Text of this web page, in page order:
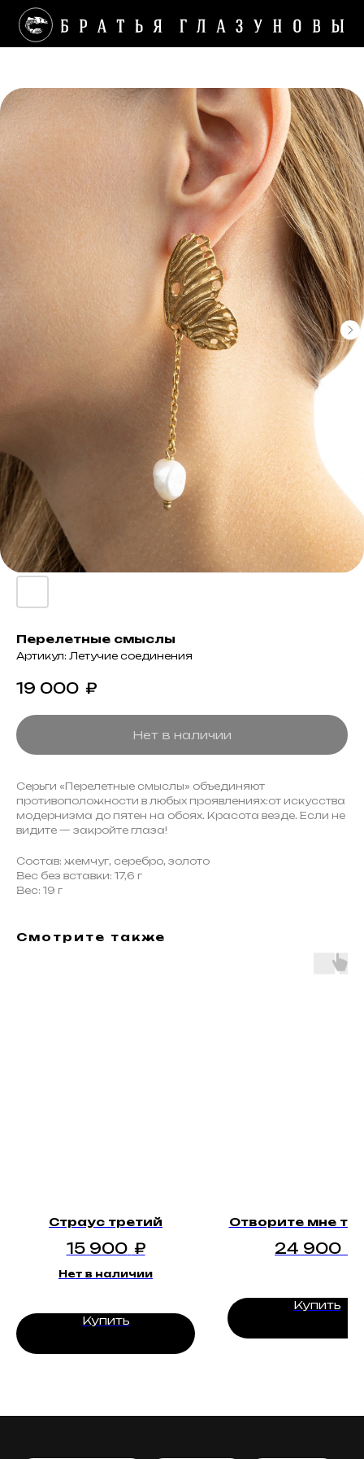
Перелетные смыслы
Артикул: Летучие соединения
19 000 ₽
Нет в наличии
Серьги «Перелетные смыслы» объединяют
противоположности в любых проявлениях:от искусства
модернизма до пятен на обоях. Красота везде. Если не
видите — закройте глаза!
Состав: жемчуг, серебро, золото
Вес без вставки: 17,6 г
Вес: 19 г
Смотрите также
Страус третий
15 900 ₽
Нет в наличии
Купить
Отворите мне
24 900
Купить